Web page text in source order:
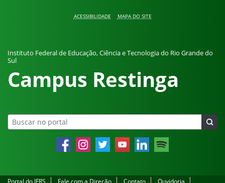
ACESSIBILIDADE MAPA DO SITE
Instituto Federal de Educação, Ciência e Tecnologia do Rio Grande do
Sul
Campus Restinga
FacebookInstagramTwitter YouTube LinkedIn Spotify
Portal do IFRS Fale com a Direção Contato
Ouvidoria